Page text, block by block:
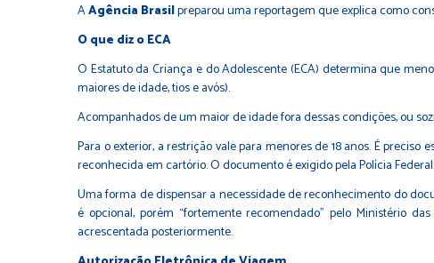
AAgência Brasilpreparou uma reportagem que explica como
O que diz o ECA
O Estatuto da Criança e do Adolescente (ECA) determina que
maiores de idade, tios e avós).
Acompanhados de um maior de idade fora dessas condições, ou
Para o exterior, a restrição vale para menores de 18 anos. É
reconhecida em cartório. O documento é exigido pela Polícia Federal.
Uma forma de dispensar a necessidade de reconhecimento do
é opcional, porém “fortemente recomendado” pelo Ministério
acrescentada posteriormente.